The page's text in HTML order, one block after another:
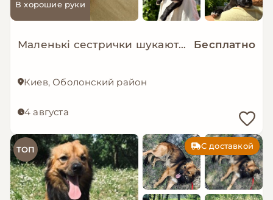
В хорошие руки
Маленькі сестрички шукають дім! Бесплатно
Киев, Оболонский район
4 августа
ТОП С доставкой